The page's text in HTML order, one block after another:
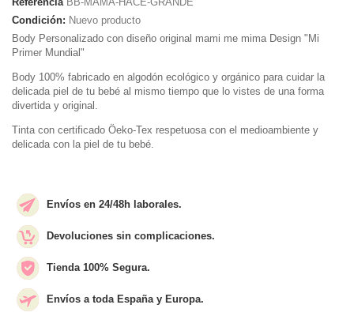
Condición: Nuevo producto
Body Personalizado con diseño original mami me mima Design "Mi
Primer Mundial"
Body 100% fabricado en algodón ecológico y orgánico para cuidar la
delicada piel de tu bebé al mismo tiempo que lo vistes de una forma
divertida y original.
Tinta con certificado Öeko-Tex respetuosa con el medioambiente y
delicada con la piel de tu bebé.
Envíos en 24/48h laborales.
Devoluciones sin complicaciones.
Tienda 100% Segura.
Envíos a toda España y Europa.